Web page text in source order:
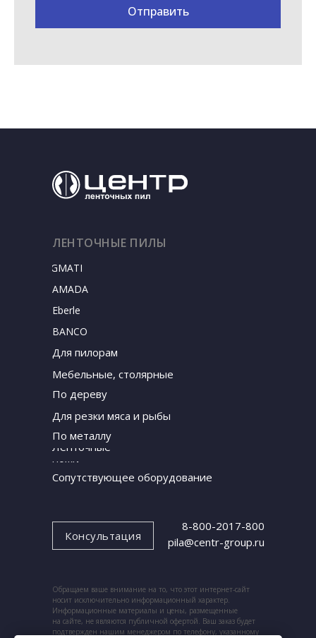
Отправить
SIGMATEC
AMADA
Eberle
BANCO
Консультация
Для пилорам
Мебельные, столярные
По дереву
Для резки мяса и рыбы
8-800-2017-800
pila@centr-group.ru
ЛЕНТОЧНЫЕ ПИЛЫ
Обращаем ваше внимание на то, что этот интернет-сайт
носит исключительно информационный характер.
Информационные материалы и цены, размещенные
на сайте, не являются публичной офертой. Ваш заказ будет
подтвержден нашим менеджером по телефону, указанному
По металлу
Ленточные
ножи
Сопутствующее оборудование